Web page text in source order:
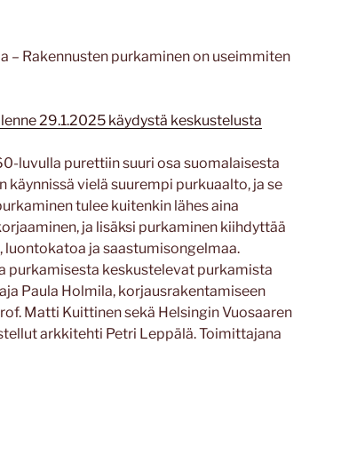
– Rakennusten purkaminen on useimmiten
29.1.2025 käydystä keskustelusta
luvulla purettiin suuri osa suomalaisesta
käynnissä vielä suurempi purkuaalto, ja se
tulee kuitenkin lähes aina
ja lisäksi purkaminen kiihdyttää
ja saastumisongelmaa.
purkamisesta keskustelevat purkamista
Paula Holmila, korjausrakentamiseen
Matti Kuittinen sekä Helsingin Vuosaaren
arkkitehti Petri Leppälä. Toimittajana